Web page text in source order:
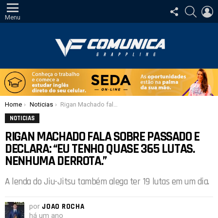
Menu
SIGA-
NOS
Você está aqui:
Home Noticias Rigan Machado fala sobre passado e declara: “Eu tenho quase 365 lutas. Nenhuma derrota.”
NOTICIAS
RIGAN MACHADO FALA SOBRE PASSADO E
DECLARA: “EU TENHO QUASE 365 LUTAS.
NENHUMA DERROTA.”
A lenda do Jiu-Jitsu também alega ter 19 lutas em um dia.
por JOAO ROCHA
há um ano